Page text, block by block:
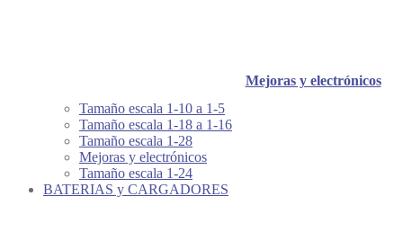
Mejoras y electrónicos
Tamaño escala 1-10 a 1-5
Tamaño escala 1-18 a 1-16
Tamaño escala 1-28
Mejoras y electrónicos
Tamaño escala 1-24
BATERIAS y CARGADORES